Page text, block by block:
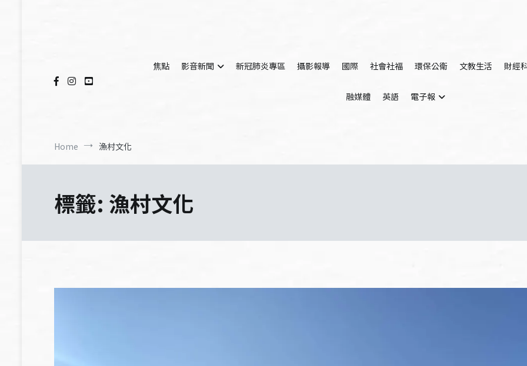
焦點
影音新聞 新冠肺炎專區 攝影報導 國際 社會社福 環保公衛 文教生活 財經
融媒體 英語 電子報
Home 漁村文化
標籤: 漁村文化